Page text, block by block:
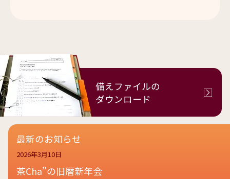
備えファイルの
ダウンロード
最新のお知らせ
2026年3月10日
茶Cha”の旧暦新年会